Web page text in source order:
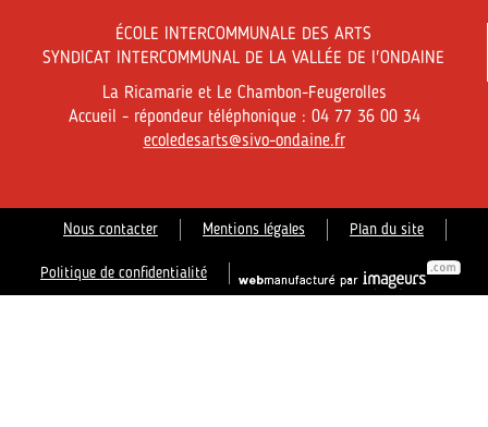
ÉCOLE INTERCOMMUNALE DES ARTS
SYNDICAT INTERCOMMUNAL DE LA VALLÉE DE l'ONDAINE
La Ricamarie et Le Chambon-Feugerolles
Accueil - répondeur téléphonique : 04 77 36 00 34
ecoledesarts@sivo-ondaine.fr
Nous contacter Mentions légales Plan du site
Politique de confidentialité